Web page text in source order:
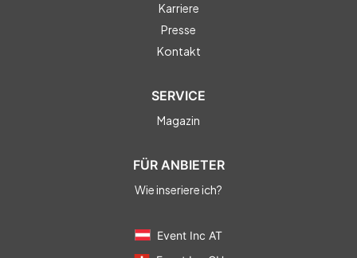
Karriere
Presse
Kontakt
SERVICE
Magazin
FÜR ANBIETER
Wie inseriere ich?
Event Inc AT